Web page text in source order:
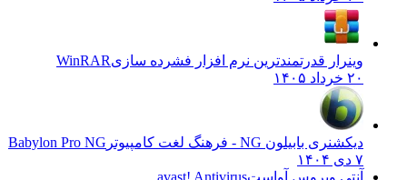
وینرار قدرتمندترین نرم افزار فشرده سازیWinRAR
۲۰ خرداد ۱۴۰۵
دیکشنری بابیلون NG - فرهنگ لغت کامپیوتر
Babylon Pro NG
۷ دی ۱۴۰۴